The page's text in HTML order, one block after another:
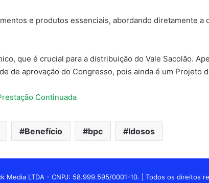
e produtos essenciais, abordando diretamente a
que é crucial para a distribuição do Vale Sacolão.
de aprovação do Congresso, pois ainda é um Projeto
Continuada
Benefício bpc Idosos
Media LTDA - CNPJ: 58.999.595/0001-10. | Todos os direitos